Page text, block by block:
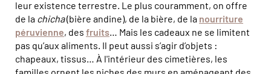
leur existence terrestre. Le plus couramment, on offre
de la chicha(bière andine), de la bière, de la nourriture
péruvienne, des fruits… Mais les cadeaux ne se limitent
pas qu’aux aliments. Il peut aussi s’agir d’objets :
chapeaux, tissus… À l'intérieur des cimetières, les